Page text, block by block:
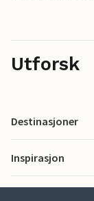
Utforsk
Destinasjoner
Inspirasjon